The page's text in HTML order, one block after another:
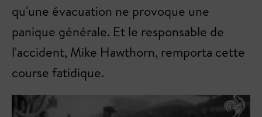
qu'une évacuation ne provoque une
panique générale. Et le responsable de
l'accident, Mike Hawthorn, remporta cette
course fatidique.